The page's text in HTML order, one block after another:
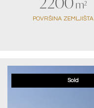
m²
POVRŠINA ZEMLJIŠTA
Sold